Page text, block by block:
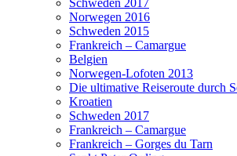
Norwegen 2016
Schweden 2015
Frankreich – Camargue
Belgien
Norwegen-Lofoten 2013
Die ultimative Reiseroute durch
Kroatien
Schweden 2017
Frankreich – Camargue
Frankreich – Gorges du Tarn